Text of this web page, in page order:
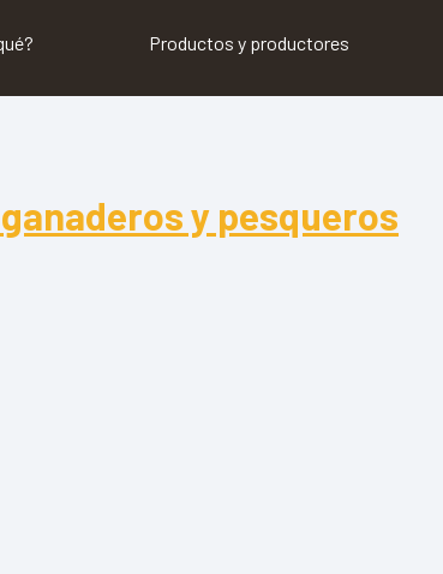
Productos y productores
y pesqueros
ganaderos y pesqueros